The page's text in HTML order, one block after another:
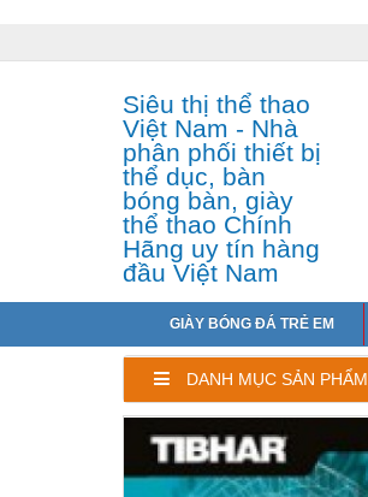
Siêu thị thể thao
Việt Nam - Nhà
phân phối thiết bị
thể dục, bàn
bóng bàn, giày
thể thao Chính
Hãng uy tín hàng
đầu Việt Nam
GIÀY BÓNG ĐÁ TRẺ EM
DANH MỤC SẢN PHẨM